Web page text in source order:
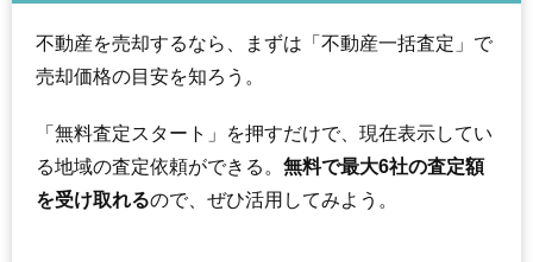
不動産を売却するなら、まずは「不動産一括査定」で
売却価格の目安を知ろう。
「無料査定スタート」を押すだけで、現在表示してい
る地域の査定依頼ができる。 無料で最大6社の査定額
を受け取れるので、ぜひ活用してみよう。